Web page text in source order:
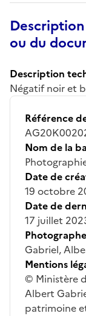
ou du
Description
Négatif noir et
Référence
Nom de la
Date de
19 octobre
Date de
17 juillet
Photographe
Gabriel,
Mentions
© Ministère
Albert
patrimoine